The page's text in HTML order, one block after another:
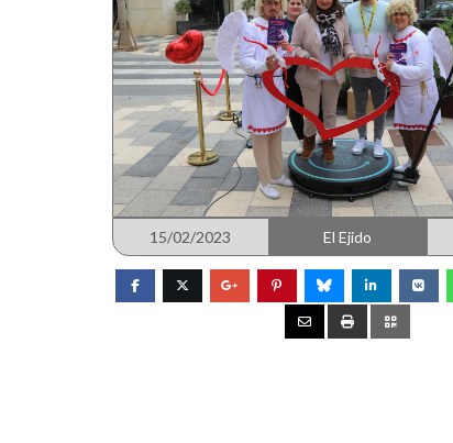
15/02/2023 El Ejido